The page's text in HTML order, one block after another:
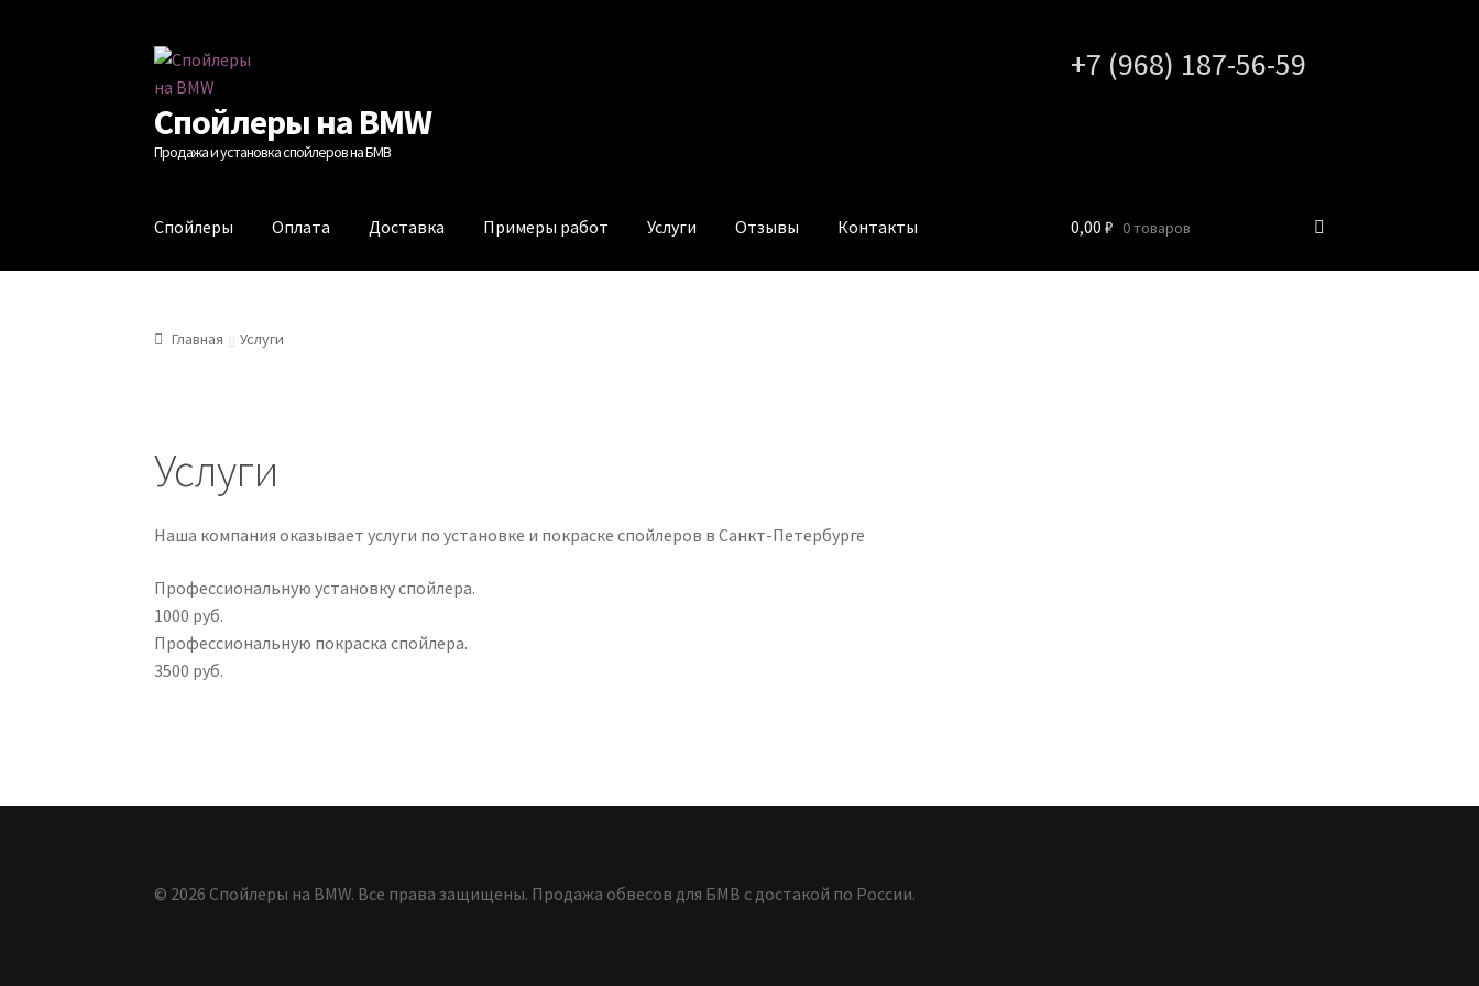
Перейти
к
навигации
Перейти
к
содержимому
Спойлеры на BMW
Продажа и установка спойлеров на БМВ
+7 (968) 187-56-59
Спойлеры Оплата Доставка Примеры работ Услуги Отзывы Контакты 0,00 ₽ 0 товаров
Главная Услуги
Услуги
Наша компания оказывает услуги по установке и покраске спойлеров в Санкт-Петербурге
Профессиональную установку спойлера.
1000 руб.
Профессиональную покраска спойлера.
3500 руб.
© 2026 Спойлеры на BMW. Все права защищены. Продажа обвесов для БМВ с достакой по России.